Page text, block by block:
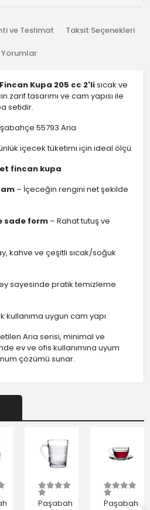
ve Teslimat Taksit Seçenekleri
Yorumlar
Kupa 205 cc 2'lisıcak ve
zarif tasarımı ve cam yapısı ile
setidir.
55793 Aria
içecek tüketimi için ideal ölçü
fincan kupa
– İçeceğin rengini net şekilde
sade form – Rahat tutuş ve
kahve ve çeşitli sıcak/soğuk
sayesinde pratik temizleme
kullanıma uygun cam yapı
Aria serisi, minimal ve
ev ve ofis kullanımına uyum
çözümü sunar.
Paşabahçe
Paşabahçe